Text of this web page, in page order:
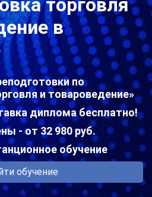
торговля
в
по
и товароведение»
диплома бесплатно!
- от 32 980 руб.
обучение
обучение